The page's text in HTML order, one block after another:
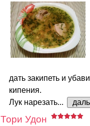
дать закипеть и
кипения.
Лук нарезать...
Тори Удон